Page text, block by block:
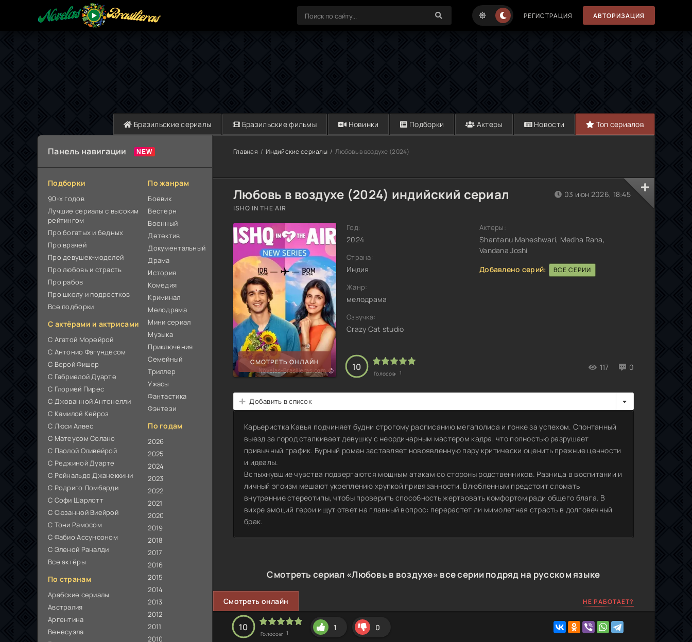
РЕГИСТРАЦИЯ АВТОРИЗАЦИЯ
Бразильские сериалы Бразильские фильмы Новинки Подборки Актеры Новости Топ сериалов
Панель навигации
Подборки
90-х годов
Лучшие сериалы с высоким
рейтингом
Про богатых и бедных
Про врачей
Про девушек-моделей
Про любовь и страсть
Про рабов
Про школу и подростков
Все подборки
С актёрами и актрисами
С Агатой Морейрой
С Антонио Фагундесом
С Верой Фишер
С Габриелой Дуарте
С Глорией Пирес
С Джованной Антонелли
С Камилой Кейроз
С Люси Алвес
С Матеусом Солано
С Паолой Оливейрой
С Реджиной Дуарте
С Рейнальдо Джанеккини
С Родриго Ломбарди
С Софи Шарлотт
С Сюзанной Виейрой
С Тони Рамосом
С Фабио Ассунсоном
С Эленой Раналди
Все актёры
По странам
Арабские сериалы
Австралия
Аргентина
Венесуэла
По жанрам
Боевик
Вестерн
Военный
Детектив
Документальный
Драма
История
Комедия
Криминал
Мелодрама
Мини сериал
Музыка
Приключения
Семейный
Триллер
Ужасы
Фантастика
Фэнтези
По годам
2026
2025
2024
2023
2022
2021
2020
2019
2018
2017
2016
2015
2014
2013
2012
2011
2010
Главная Индийские сериалы Любовь в воздухе (2024)
Любовь в воздухе (2024) индийский сериал
ISHQ IN THE AIR
СМОТРЕТЬ ОНЛАЙН
Год:
2024
Страна:
Индия
Жанр:
мелодрама
Озвучка:
Crazy Cat studio
10
Голосов: 1
117 0
03 июн 2026, 18:45
Актеры:
Shantanu Maheshwari, Medha Rana,
Vandana Joshi
Добавлено серий:
ВСЕ СЕРИИ
Добавить в список
Карьеристка Кавья подчиняет будни строгому расписанию мегаполиса и гонке за успехом. Спонтанный
выезд за город сталкивает девушку с неординарным мастером кадра, что полностью разрушает
привычный график. Бурный роман заставляет новоявленную пару критически оценить прежние ценности
и идеалы.
Вспыхнувшие чувства подвергаются мощным атакам со стороны родственников. Разница в воспитании и
личный эгоизм мешают укреплению хрупкой привязанности. Влюбленным предстоит сломать
внутренние стереотипы, чтобы проверить способность жертвовать комфортом ради общего блага. В
вихре эмоций герои ищут ответ на главный вопрос: перерастет ли мимолетная страсть в долговечный
брак.
Смотреть сериал «Любовь в воздухе» все серии подряд на русском языке
Смотреть онлайн НЕ РАБОТАЕТ?
10
Голосов: 1
1 0